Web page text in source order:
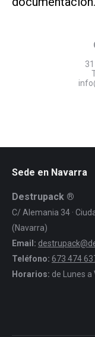
Sede en Navarra
Destrupack ®
C/ Alemania 34 ·
(Navarra)
Email:
Teléfono: 673 474
Horarios: de Lunes a